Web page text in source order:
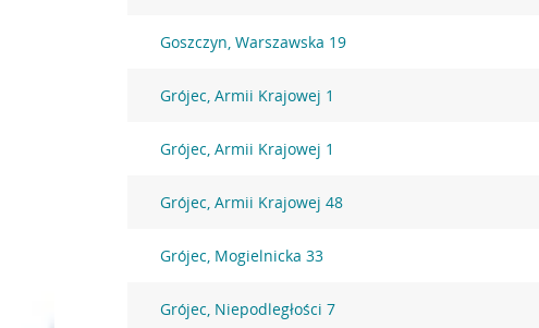
Goszczyn, Warszawska 19
Grójec, Armii Krajowej 1
Grójec, Armii Krajowej 1
Grójec, Armii Krajowej 48
Grójec, Mogielnicka 33
Grójec, Niepodległości 7